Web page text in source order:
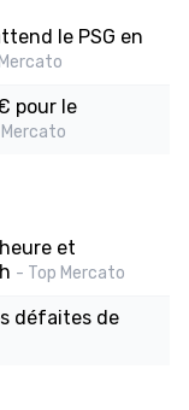
le PSG en
pour le
et
- Top Mercato
défaites de